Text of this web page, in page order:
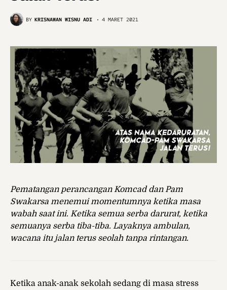
BY KRISNAWAN WISNU ADI 4 MARET 2021
Pematangan perancangan Komcad dan Pam
Swakarsa menemui momentumnya ketika masa
wabah saat ini. Ketika semua serba darurat, ketika
semuanya serba tiba-tiba. Layaknya ambulan,
wacana itu jalan terus seolah tanpa rintangan.
Ketika anak-anak sekolah sedang di masa stress